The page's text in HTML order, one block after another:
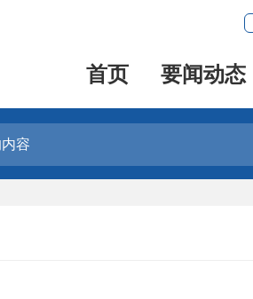
首页 要闻动态